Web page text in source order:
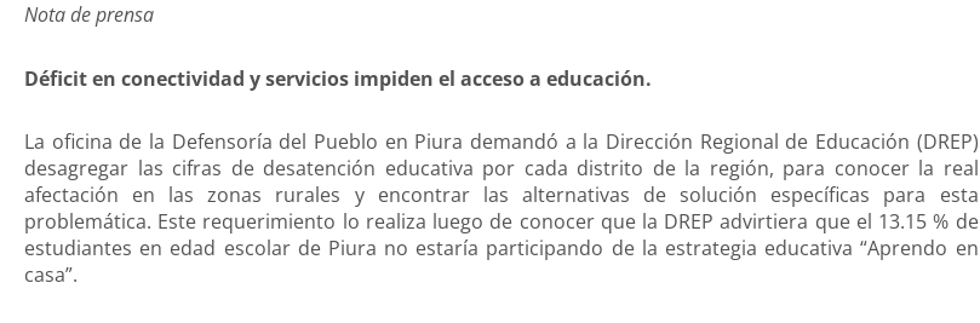
Nota de prensa
Déficit en conectividad y servicios impiden el acceso a educación.
La oficina de la Defensoría del Pueblo en Piura demandó a la Dirección Regional de Educación (DREP)
desagregar las cifras de desatención educativa por cada distrito de la región, para conocer la real
afectación en las zonas rurales y encontrar las alternativas de solución específicas para esta
problemática. Este requerimiento lo realiza luego de conocer que la DREP advirtiera que el 13.15 % de
estudiantes en edad escolar de Piura no estaría participando de la estrategia educativa “Aprendo en
casa”.